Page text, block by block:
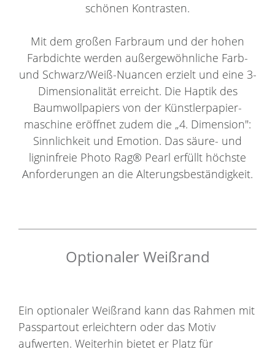
schönen Kontrasten.
Mit dem großen Farbraum und der hohen
Farbdichte werden außergewöhnliche Farb-
und Schwarz/Weiß-Nuancen erzielt und eine 3-
Dimensionalität erreicht. Die Haptik des
Baumwollpapiers von der Künstlerpapier-
maschine eröffnet zudem die „4. Dimension":
Sinnlichkeit und Emotion. Das säure- und
ligninfreie Photo Rag® Pearl erfüllt höchste
Anforderungen an die Alterungsbeständigkeit.
Optionaler Weißrand
Ein optionaler Weißrand kann das Rahmen mit
Passpartout erleichtern oder das Motiv
aufwerten. Weiterhin bietet er Platz für